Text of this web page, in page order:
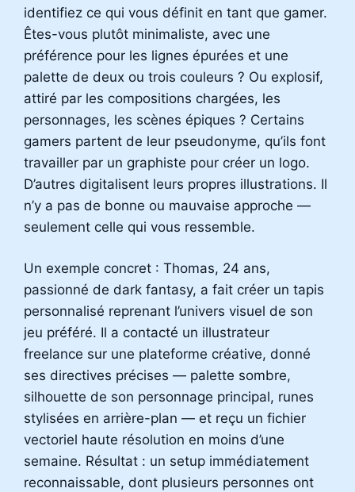
identifiez ce qui vous définit en tant que gamer.
Êtes-vous plutôt minimaliste, avec une
préférence pour les lignes épurées et une
palette de deux ou trois couleurs ? Ou explosif,
attiré par les compositions chargées, les
personnages, les scènes épiques ? Certains
gamers partent de leur pseudonyme, qu’ils font
travailler par un graphiste pour créer un logo.
D’autres digitalisent leurs propres illustrations. Il
n’y a pas de bonne ou mauvaise approche —
seulement celle qui vous ressemble.
Un exemple concret : Thomas, 24 ans,
passionné de dark fantasy, a fait créer un tapis
personnalisé reprenant l’univers visuel de son
jeu préféré. Il a contacté un illustrateur
freelance sur une plateforme créative, donné
ses directives précises — palette sombre,
silhouette de son personnage principal, runes
stylisées en arrière-plan — et reçu un fichier
vectoriel haute résolution en moins d’une
semaine. Résultat : un setup immédiatement
reconnaissable, dont plusieurs personnes ont